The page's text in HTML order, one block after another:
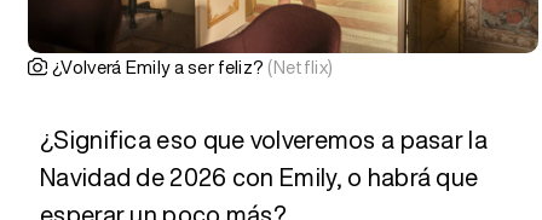
¿Volverá Emily a ser feliz? (Netflix)
¿Significa eso que volveremos a pasar la
Navidad de 2026 con Emily, o habrá que